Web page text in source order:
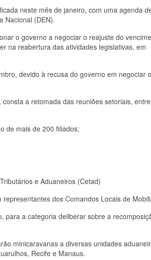
neste mês de janeiro, com uma agenda
Nacional (DEN).
o governo a negociar o reajuste do
na reabertura das atividades legislativas, em
devido à recusa do governo em negociar o
a retomada das reuniões setoriais,
de mais de 200 filiados;
e Aduaneiros (Cetad)
dos Comandos Locais de
para a categoria deliberar sobre a
minicaravanas a diversas unidades
Recife e Manaus.